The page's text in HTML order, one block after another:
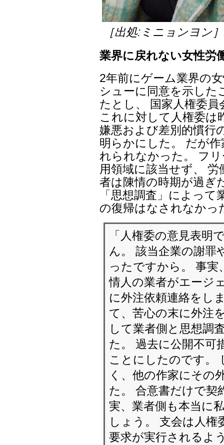
［出処:ミニョンヨン］
業界に戻れない女性労
2年前にゲーム業界の
シューに同意を示した
たとし、 国家人権委
これに対して人権委は
嫌悪および差別的慣行
明らかにした。 だが
れられなかった。 フ
用領域に該当せず、
者は陳情の時期が過ぎ
「思想調査」によっ
の復帰はなされなかっ
「人権委の意見表明
ん。 該当企業の謝罪
ったですから。 事実
情人の業者がエージ
に外注依頼連絡をし
て、苦心の末に外注
して業者側と思想調
た。 過去に公開不可
ことにしたのです。
く、他の作家にその
た。 合意書だけで契
実、業者側も本当に
しょう。 支会は人権
要求が実行されるよ